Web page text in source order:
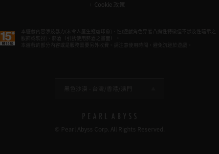
Cookie 政策
本遊戲內容涉及暴力(未令人產生殘虐印象)、性(遊戲角色穿著凸顯性特徵但不涉及性暗示之
服飾或裝扮)、菸酒（引誘使用菸酒之畫面）。
本遊戲的部分內容或是服務需要另外收費。請注意使用時間，避免沉迷於遊戲。
黑色沙漠 - 台灣/香港/澳門
© Pearl Abyss Corp. All Rights Reserved.